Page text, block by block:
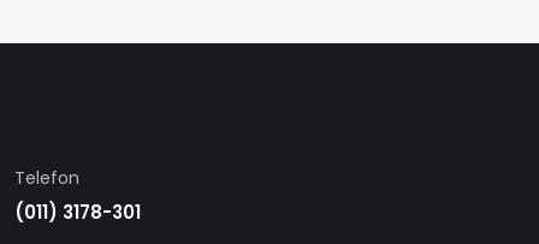
Telefon
(011) 3178-301